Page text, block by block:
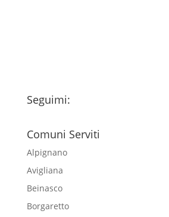
Seguimi:
Comuni Serviti
Alpignano
Avigliana
Beinasco
Borgaretto